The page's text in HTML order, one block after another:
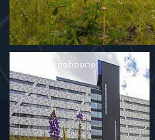
Safiiri büroohoone